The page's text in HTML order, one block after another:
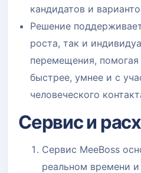
кандидатов и
Решение
роста, так и
перемещения, помогая
быстрее, умнее и с
человеческого
Сервис и
Сервис MeeBoss
реальном времени